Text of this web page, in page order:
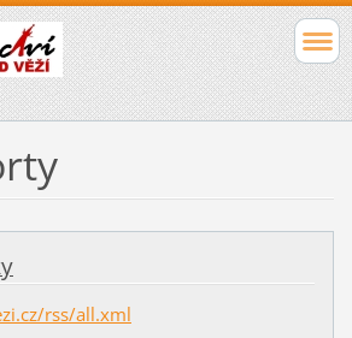
rss/all.xml